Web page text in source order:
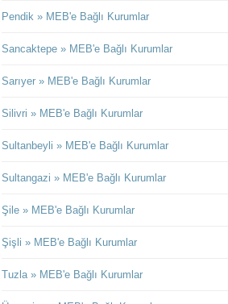
Pendik » MEB'e Bağlı Kurumlar
Sancaktepe » MEB'e Bağlı Kurumlar
Sarıyer » MEB'e Bağlı Kurumlar
Silivri » MEB'e Bağlı Kurumlar
Sultanbeyli » MEB'e Bağlı Kurumlar
Sultangazi » MEB'e Bağlı Kurumlar
Şile » MEB'e Bağlı Kurumlar
Şişli » MEB'e Bağlı Kurumlar
Tuzla » MEB'e Bağlı Kurumlar